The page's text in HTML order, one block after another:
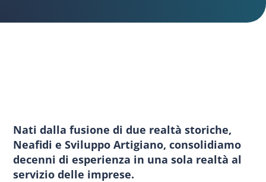
Nati dalla fusione di due realtà storiche,
Neafidi e Sviluppo Artigiano, consolidiamo
decenni di esperienza in una sola realtà al
servizio delle imprese.